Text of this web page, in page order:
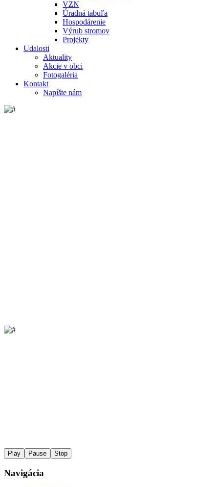
VZN
Úradná tabuľa
Hospodárenie
Výrub stromov
Projekty
Udalosti
Aktuality
Akcie v obci
Fotogaléria
Kontakt
Napíšte nám
Play Pause Stop
Navigácia